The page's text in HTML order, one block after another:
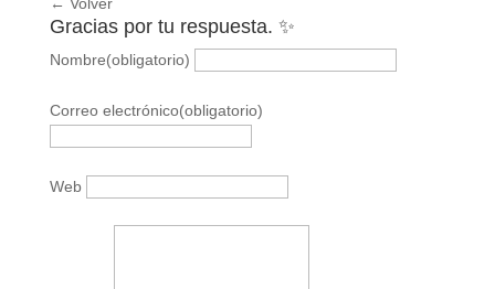
Gracias por tu respuesta. ✨
Nombre(obligatorio)
Correo electrónico(obligatorio)
Web